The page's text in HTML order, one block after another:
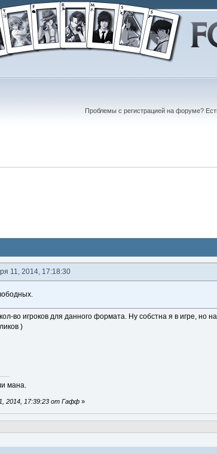
Проблемы с регистрацией на форуме?
11, 2014, 17:18:30
во игроков для данного формата. Ну собстна я в игре, но
)
мана.
2014, 17:39:23 от Гафф »